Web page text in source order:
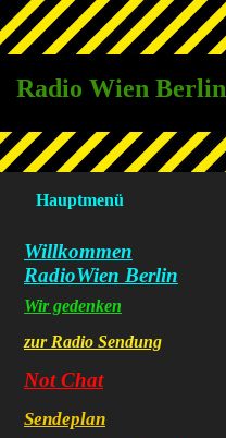
Radio Wien Berlin
Hauptmenü
Willkommen
RadioWien Berlin
Wir gedenken
zur Radio Sendung
Not Chat
Sendeplan